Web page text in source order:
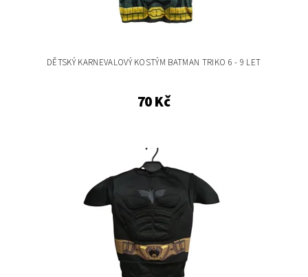
DĚTSKÝ KARNEVALOVÝ KOSTÝM BATMAN TRIKO 6 - 9 LET
70 Kč